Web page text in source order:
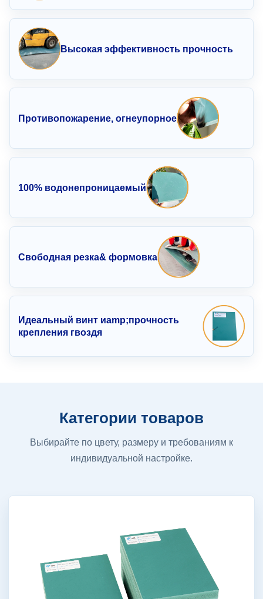
Высокая эффективность прочность
Противопожарение, огнеупорное
100% водонепроницаемый
Свободная резка& формовка
Идеальный винт иamp;прочность
крепления гвоздя
Категории товаров
Выбирайте по цвету, размеру и требованиям к
индивидуальной настройке.